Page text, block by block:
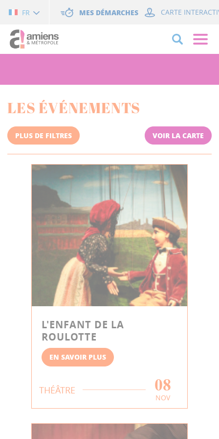
FR MES DÉMARCHES CARTE
LES ÉVÉNEMENTS
PLUS DE FILTRES VOIR LA CARTE
L'ENFANT DE LA
ROULOTTE
EN SAVOIR PLUS
THÉÂTRE 08
NOV